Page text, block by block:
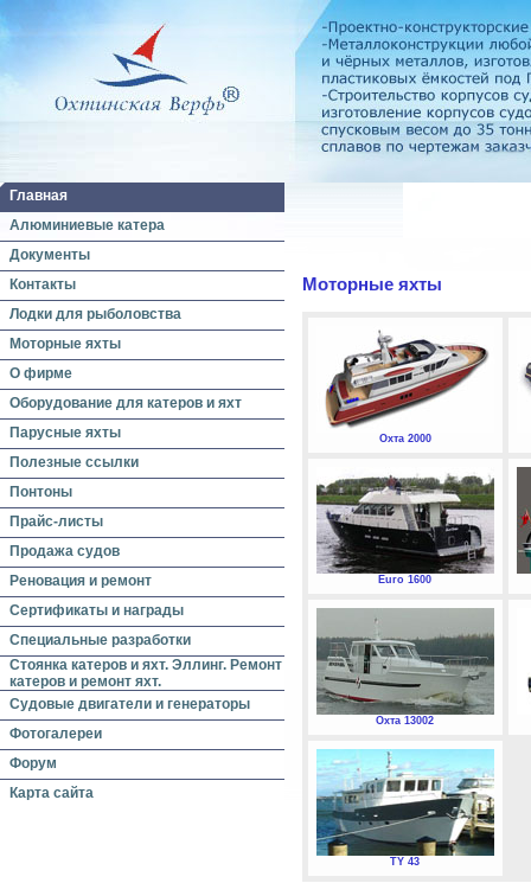
Главная
Алюминиевые катера
Документы
Контакты
Лодки для рыболовства
Моторные яхты
О фирме
Оборудование для катеров и яхт
Парусные яхты
Полезные ссылки
Понтоны
Прайс-листы
Продажа судов
Реновация и ремонт
Сертификаты и награды
Специальные разработки
Стоянка катеров и яхт. Эллинг. Ремонт
катеров и ремонт яхт.
Судовые двигатели и генераторы
Фотогалереи
Форум
Карта сайта
Моторные яхты
Охта 2000
Euro 1600
Охта 13002
TY 43